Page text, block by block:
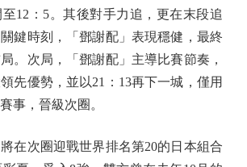
12：5。其後對手力追，更在末段追
鍵時刻，「鄧謝配」表現穩健，最終
。次局，「鄧謝配」主導比賽節奏，
先優勢，並以21：13再下一城，僅用
事，晉級次圈。
次圈迎戰世界排名第20的日本組合